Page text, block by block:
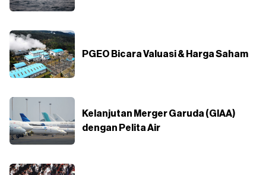
PGEO Bicara Valuasi & Harga Saham
Kelanjutan Merger Garuda (GIAA)
dengan Pelita Air